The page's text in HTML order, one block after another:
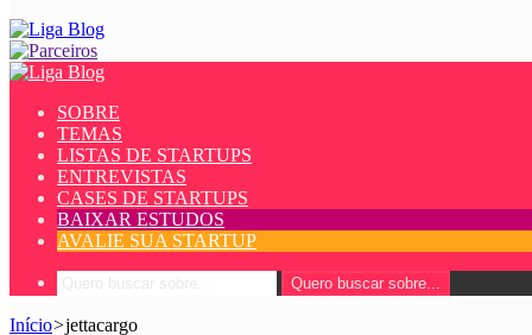
SOBRE
TEMAS
LISTAS DE STARTUPS
ENTREVISTAS
CASES DE STARTUPS
BAIXAR ESTUDOS
AVALIE SUA STARTUP
Quero buscar sobre...
Início>jettacargo